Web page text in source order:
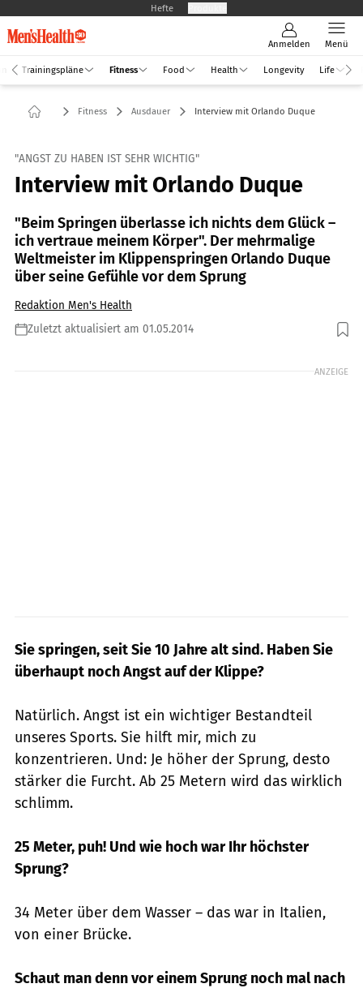
Hefte
Anmelden Menü
Trainingspläne Fitness Food Health Longevity Life
Fitness Ausdauer Interview mit Orlando Duque
"ANGST ZU HABEN IST SEHR WICHTIG"
Interview mit Orlando Duque
"Beim Springen überlasse ich nichts dem Glück –
ich vertraue meinem Körper". Der mehrmalige
Weltmeister im Klippenspringen Orlando Duque
über seine Gefühle vor dem Sprung
Redaktion Men's Health
Zuletzt aktualisiert am 01.05.2014
Foto: RedBull Content Pool
ANZEIGE
Sie springen, seit Sie 10 Jahre alt sind. Haben Sie
überhaupt noch Angst auf der Klippe?
Natürlich. Angst ist ein wichtiger Bestandteil
unseres Sports. Sie hilft mir, mich zu
konzentrieren. Und: Je höher der Sprung, desto
stärker die Furcht. Ab 25 Metern wird das wirklich
schlimm.
25 Meter, puh! Und wie hoch war Ihr höchster
Sprung?
34 Meter über dem Wasser – das war in Italien,
von einer Brücke.
Schaut man denn vor einem Sprung noch mal nach